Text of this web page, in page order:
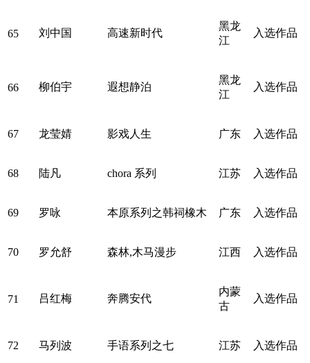
65 刘中国 高速新时代
黑龙
江
入选作品
66 柳伯宇 遐想静泊
黑龙
江
入选作品
67 龙莹婧 影戏人生 广东 入选作品
68 陆凡 chora 系列 江苏 入选作品
69 罗咏 本原系列之韩祠橡木 广东 入选作品
70 罗允舒 森林,木马漫步 江西 入选作品
71 吕红梅 奔腾安代
内蒙
古
入选作品
72 马列波 手语系列之七 江苏 入选作品